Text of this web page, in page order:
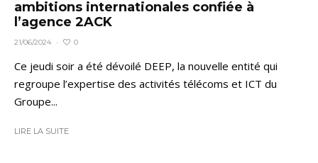
ambitions internationales confiée à
l’agence 2ACK
21/06/2024 · 0
Ce jeudi soir a été dévoilé DEEP, la nouvelle entité qui
regroupe l’expertise des activités télécoms et ICT du
Groupe...
LIRE LA SUITE